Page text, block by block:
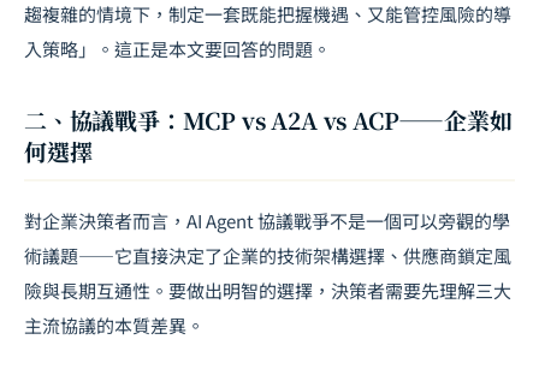
趨複雜的情境下，制定一套既能把握機遇、又能管控風險的導
入策略」。這正是本文要回答的問題。
二、協議戰爭：MCP vs A2A vs ACP——企業如
何選擇
對企業決策者而言， AI Agent 協議戰爭不是一個可以旁觀的學
術議題——它直接決定了企業的技術架構選擇、供應商鎖定風
險與長期互通性。要做出明智的選擇，決策者需要先理解三大
主流協議的本質差異。